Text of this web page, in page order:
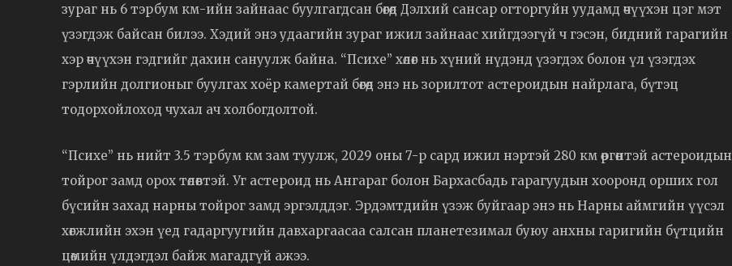
зураг нь 6 тэрбум км-ийн зайнаас буулгагдсан бөгөөд Дэлхий сансар огторгуйн уудамд өчүүхэн цэг мэт
үзэгдэж байсан билээ. Хэдий энэ удаагийн зураг ижил зайнаас хийгдээгүй ч гэсэн, бидний гарагийн
хэр өчүүхэн гэдгийг дахин сануулж байна. “Психе” хөлөг нь хүний нүдэнд үзэгдэх болон үл үзэгдэх
гэрлийн долгионыг буулгах хоёр камертай бөгөөд энэ нь зорилтот астероидын найрлага, бүтэц
тодорхойлоход чухал ач холбогдолтой.
“Психе” нь нийт 3.5 тэрбум км зам туулж, 2029 оны 7-р сард ижил нэртэй 280 км өргөнтэй астероидын
тойрог замд орох төлөвтэй. Уг астероид нь Ангараг болон Бархасбадь гарагуудын хооронд орших гол
бүсийн захад нарны тойрог замд эргэлддэг. Эрдэмтдийн үзэж буйгаар энэ нь Нарны аймгийн үүсэл
хөгжлийн эхэн үед гадаргуугийн давхаргаасаа салсан планетезимал буюу анхны гаригийн бүтцийн
цөмийн үлдэгдэл байж магадгүй ажээ.